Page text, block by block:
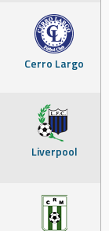
Cerro Largo
Liverpool